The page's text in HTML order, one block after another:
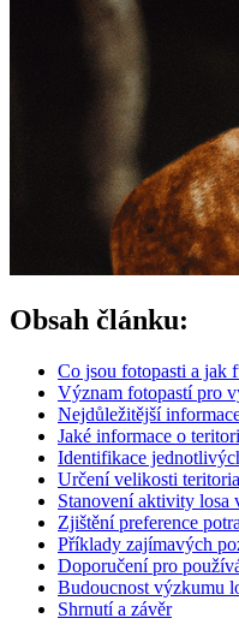
Obsah článku:
Co jsou fotopasti a jak
Význam fotopastí pro
Nejdůležitější
Jaké informace o
Identifikace
Určení velikosti
Stanovení aktivity losa
Zjištění preference
Příklady zajímavých
Doporučení pro
Budoucnost výzkumu
Shrnutí a závěr